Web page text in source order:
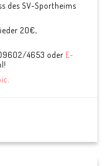
des SV-Sportheims
20€,
4653 oder E-
.